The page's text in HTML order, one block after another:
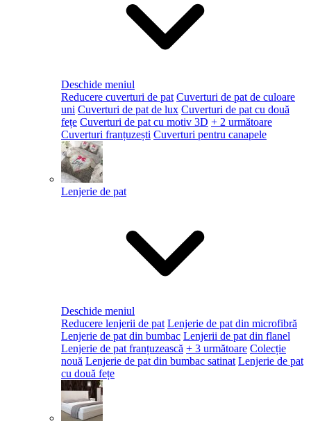
Deschide meniul
Reducere cuverturi de pat Cuverturi de pat de culoare
uni Cuverturi de pat de lux Cuverturi de pat cu două
fețe Cuverturi de pat cu motiv 3D + 2 următoare
Cuverturi franțuzești Cuverturi pentru canapele
Lenjerie de pat
Deschide meniul
Reducere lenjerii de pat Lenjerie de pat din microfibră
Lenjerie de pat din bumbac Lenjerii de pat din flanel
Lenjerie de pat franțuzească + 3 următoare Colecție
nouă Lenjerie de pat din bumbac satinat Lenjerie de pat
cu două fețe